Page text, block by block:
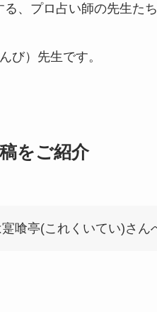
、プロ占い師の先生た
び）先生です。
をご紹介
喰亭(これくいてい)さん